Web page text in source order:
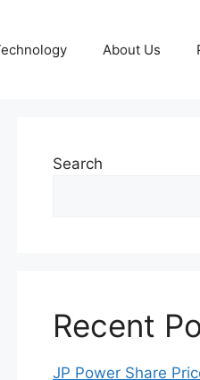
About Us
Search
Recent
JP Power Share